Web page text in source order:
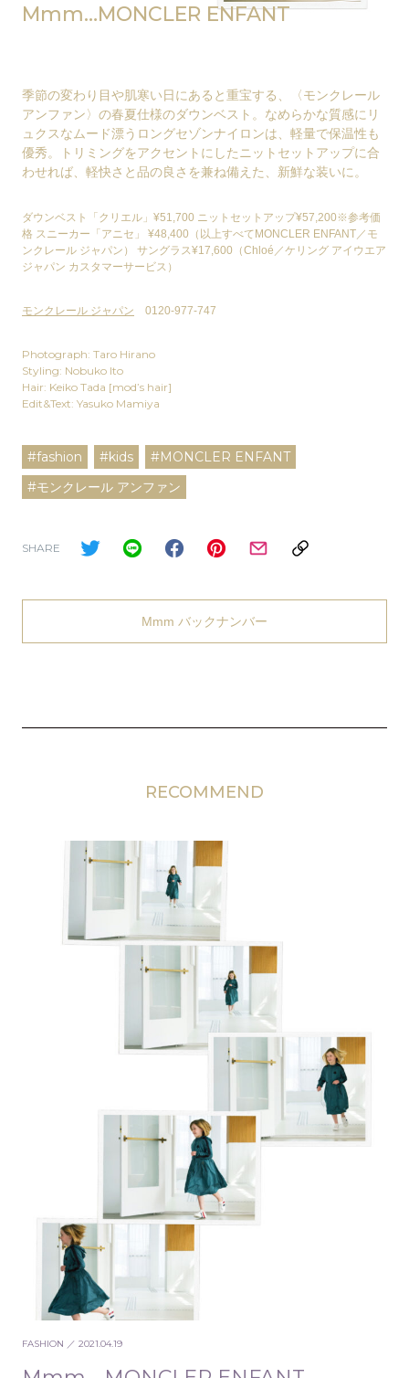
Mmm…MONCLER ENFANT
季節の変わり目や肌寒い日にあると重宝する、〈モンクレール
アンファン〉の春夏仕様のダウンベスト。なめらかな質感にリ
ュクスなムード漂うロングセゾンナイロンは、軽量で保温性も
優秀。トリミングをアクセントにしたニットセットアップに合
わせれば、軽快さと品の良さを兼ね備えた、新鮮な装いに。
ダウンベスト「クリエル」¥51,700 ニットセットアップ¥57,200※参考価
格 スニーカー「アニセ」 ¥48,400（以上すべてMONCLER ENFANT／モ
ンクレール ジャパン） サングラス¥17,600（Chloé／ケリング アイウエア
ジャパン カスタマーサービス）
モンクレール ジャパン 0120-977-747
Photograph: Taro Hirano
Styling: Nobuko Ito
Hair: Keiko Tada [mod’s hair]
Edit&Text: Yasuko Mamiya
#fashion #kids
#MONCLER ENFANT
#モンクレール アンファン
SHARE
Mmm バックナンバー
RECOMMEND
FASHION ／ 2021.04.19